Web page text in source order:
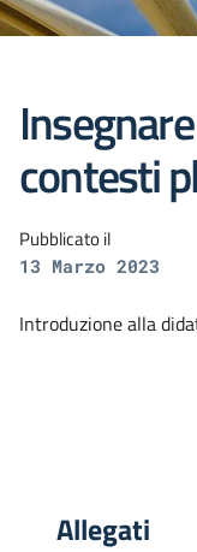
contesti
Pubblicato il
13 Marzo 2023
Introduzione alla
Allegati